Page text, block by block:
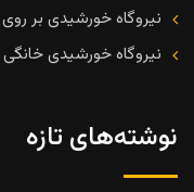
نیروگاه خورشیدی بر
نیروگاه خورشیدی
نوشته‌های تازه